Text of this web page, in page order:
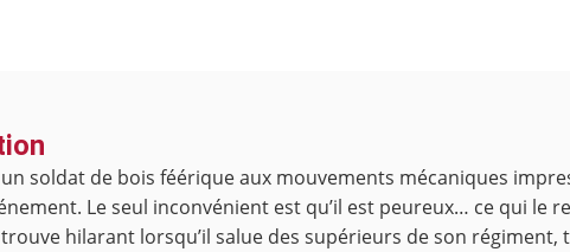
soldat de bois féérique aux mouvements mécaniques
Le seul inconvénient est qu’il est peureux… ce qui le
hilarant lorsqu’il salue des supérieurs de son